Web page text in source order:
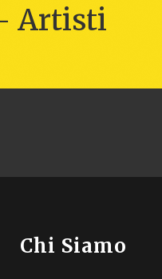
Artisti
Chi Siamo